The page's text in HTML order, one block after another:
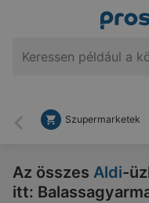
Vissza
Szupermarketek
Az összes Aldi-
itt: